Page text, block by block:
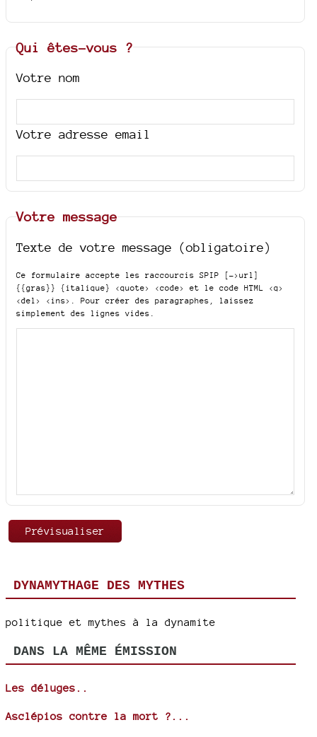
Qui êtes-vous ?
Votre nom
Votre adresse email
Votre message
Texte de votre message (obligatoire)
Ce formulaire accepte les raccourcis SPIP
[->url]
{{gras}} {italique} <quote> <code>
et le code HTML <q>
<del> <ins>
. Pour créer des paragraphes, laissez
simplement des lignes vides.
DYNAMYTHAGE DES MYTHES
politique et mythes à la dynamite
DANS LA MÊME ÉMISSION
Les déluges..
Asclépios contre la mort ?...